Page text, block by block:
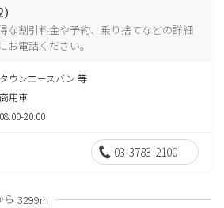
な割引料金や予約、乗り捨てなどの詳細
電話ください。
タウンエースバン 等
商用車
08:00-20:00
03-3783-2100
ら 3299m